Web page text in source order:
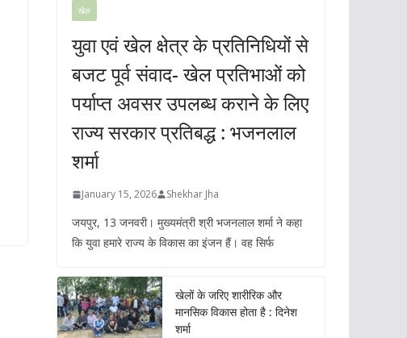
खेल
युवा एवं खेल क्षेत्र के प्रतिनिधियों से
बजट पूर्व संवाद- खेल प्रतिभाओं को
पर्याप्त अवसर उपलब्ध कराने के लिए
राज्य सरकार प्रतिबद्ध : भजनलाल
शर्मा
January 15, 2026 Shekhar Jha
जयपुर, 13 जनवरी। मुख्यमंत्री श्री भजनलाल शर्मा ने कहा
कि युवा हमारे राज्य के विकास का इंजन हैं। वह सिर्फ
खेलों के जरिए शारीरिक और
मानसिक विकास होता है : दिनेश
शर्मा